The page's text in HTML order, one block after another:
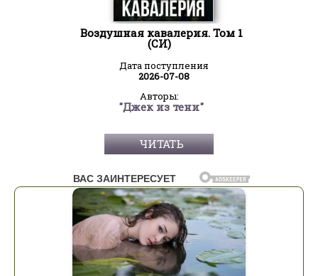
Воздушная кавалерия. Том 1
(СИ)
Дата поступления
2026-07-08
Авторы:
"Джек из тени"
ЧИТАТЬ